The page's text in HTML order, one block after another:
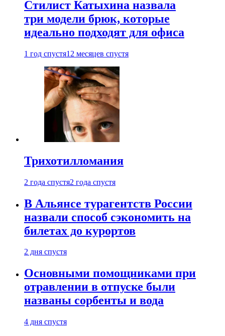
Стилист Катыхина назвала
три модели брюк, которые
идеально подходят для офиса
1 год спустя12 месяцев спустя
Трихотилломания
2 года спустя2 года спустя
В Альянсе турагентств России
назвали способ сэкономить на
билетах до курортов
2 дня спустя
Основными помощниками при
отравлении в отпуске были
названы сорбенты и вода
4 дня спустя